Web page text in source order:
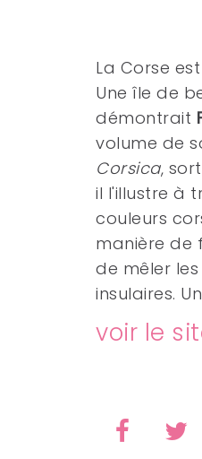
La Corse
Une île de
démontrait
volume de
Corsica,
il l'illustre à
couleurs
manière de
de mêler
insulaires.
voir le